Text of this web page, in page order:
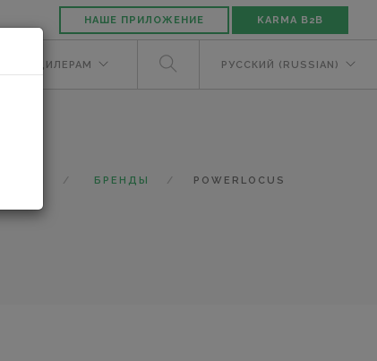
НАШЕ ПРИЛОЖЕНИЕ KARMA B2B
ДИЛЕРАМ РУССКИЙ (RUSSIAN)
БРЕНДЫ POWERLOCUS